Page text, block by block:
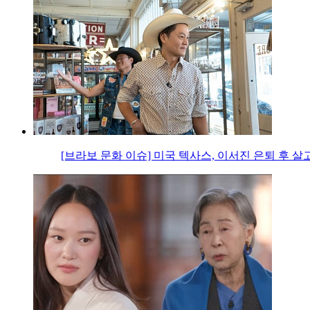
[브라보 문화 이슈] 미국 텍사스, 이서진 은퇴 후 살